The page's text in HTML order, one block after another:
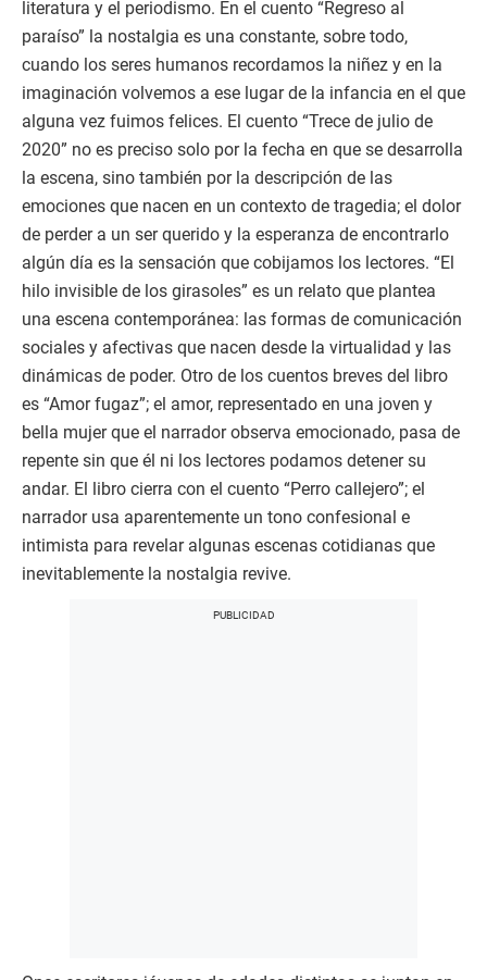
literatura y el periodismo. En el cuento “Regreso al
paraíso” la nostalgia es una constante, sobre todo,
cuando los seres humanos recordamos la niñez y en la
imaginación volvemos a ese lugar de la infancia en el que
alguna vez fuimos felices. El cuento “Trece de julio de
2020” no es preciso solo por la fecha en que se desarrolla
la escena, sino también por la descripción de las
emociones que nacen en un contexto de tragedia; el dolor
de perder a un ser querido y la esperanza de encontrarlo
algún día es la sensación que cobijamos los lectores. “El
hilo invisible de los girasoles” es un relato que plantea
una escena contemporánea: las formas de comunicación
sociales y afectivas que nacen desde la virtualidad y las
dinámicas de poder. Otro de los cuentos breves del libro
es “Amor fugaz”; el amor, representado en una joven y
bella mujer que el narrador observa emocionado, pasa de
repente sin que él ni los lectores podamos detener su
andar. El libro cierra con el cuento “Perro callejero”; el
narrador usa aparentemente un tono confesional e
intimista para revelar algunas escenas cotidianas que
inevitablemente la nostalgia revive.